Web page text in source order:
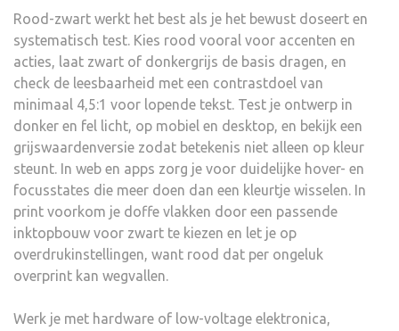
Rood-zwart werkt het best als je het bewust doseert en
systematisch test. Kies rood vooral voor accenten en
acties, laat zwart of donkergrijs de basis dragen, en
check de leesbaarheid met een contrastdoel van
minimaal 4,5:1 voor lopende tekst. Test je ontwerp in
donker en fel licht, op mobiel en desktop, en bekijk een
grijswaardenversie zodat betekenis niet alleen op kleur
steunt. In web en apps zorg je voor duidelijke hover- en
focusstates die meer doen dan een kleurtje wisselen. In
print voorkom je doffe vlakken door een passende
inktopbouw voor zwart te kiezen en let je op
overdrukinstellingen, want rood dat per ongeluk
overprint kan wegvallen.
Werk je met hardware of low-voltage elektronica,